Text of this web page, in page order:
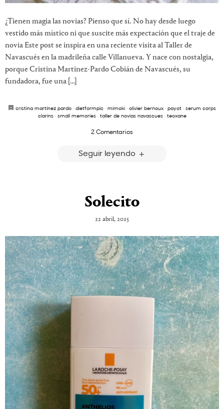
¿Tienen magia las novias? Pienso que sí. No hay desde luego
vestido más místico ni que suscite más expectación que el traje de
novia Este post se inspira en una reciente visita al Taller de
Navascués en la madrileña calle Villanueva. Y nace con nostalgia,
porque Cristina Martinez-Pardo Cobián de Navascués, su
fundadora, fue una […]
cristina martínez pardo · dietformpic · mimoki · olivier bernoux · payot · serum corps
clarins· small memories· taller de novias navascues· teoxane
2 Comentarios
Seguir leyendo
Solecito
22 abril, 2025